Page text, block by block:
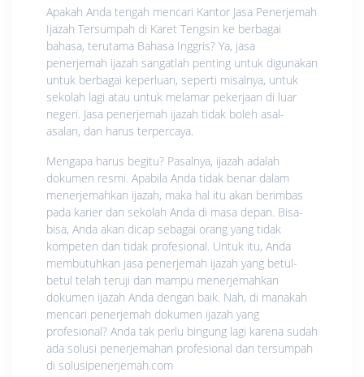
Apakah Anda tengah mencari Kantor Jasa Penerjemah
Ijazah Tersumpah di Karet Tengsin ke berbagai
bahasa, terutama Bahasa Inggris? Ya, jasa
penerjemah ijazah sangatlah penting untuk digunakan
untuk berbagai keperluan, seperti misalnya, untuk
sekolah lagi atau untuk melamar pekerjaan di luar
negeri. Jasa penerjemah ijazah tidak boleh asal-
asalan, dan harus terpercaya.
Mengapa harus begitu? Pasalnya, ijazah adalah
dokumen resmi. Apabila Anda tidak benar dalam
menerjemahkan ijazah, maka hal itu akan berimbas
pada karier dan sekolah Anda di masa depan. Bisa-
bisa, Anda akan dicap sebagai orang yang tidak
kompeten dan tidak profesional. Untuk itu, Anda
membutuhkan jasa penerjemah ijazah yang betul-
betul telah teruji dan mampu menerjemahkan
dokumen ijazah Anda dengan baik. Nah, di manakah
mencari penerjemah dokumen ijazah yang
profesional? Anda tak perlu bingung lagi karena sudah
ada solusi penerjemahan profesional dan tersumpah
di solusipenerjemah.com